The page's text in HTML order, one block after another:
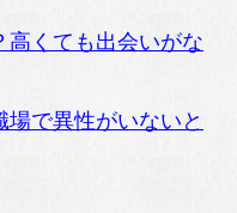
高くても出会いがな
で異性がいないと